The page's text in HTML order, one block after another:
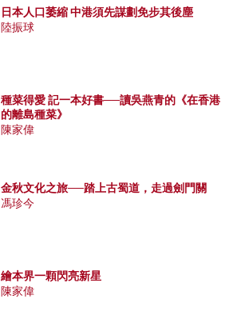
日本人口萎縮 中港須先謀劃免步其後塵
陸振球
種菜得愛 記一本好書──讀吳燕青的《在香港
的離島種菜》
陳家偉
金秋文化之旅──踏上古蜀道，走過劍門關
馮珍今
繪本界一顆閃亮新星
陳家偉